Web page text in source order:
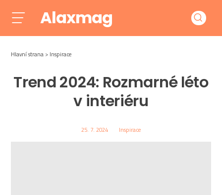
Alaxmag
Hlavní strana Inspirace
Trend 2024: Rozmarné léto
v interiéru
25. 7. 2024 Inspirace